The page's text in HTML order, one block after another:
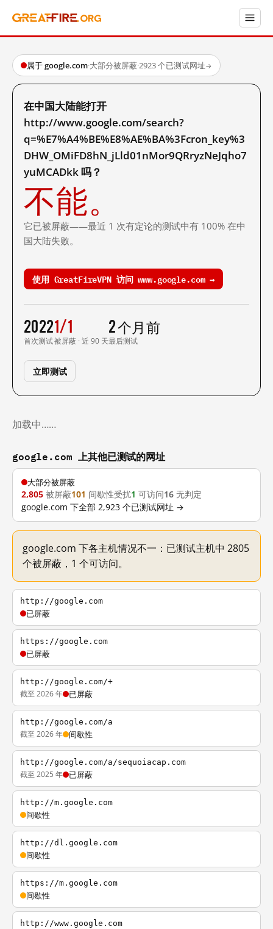
属于 google.com·大部分被屏蔽·2923 个已测试网址→
在中国大陆能打开
http://www.google.com/search?
q=%E7%A4%BE%E8%AE%BA%3Fcron_key%3
DHW_OMiFD8hN_jLld01nMor9QRryzNeJqho7
yuMCADkk 吗？
不能。
它已被屏蔽——最近 1 次有定论的测试中有 100% 在中
国大陆失败。
使用 GreatFireVPN 访问 www.google.com →
2022
首次测试
1/1
被屏蔽 · 近 90 天
2 个月前
最后测试
立即测试
加载中……
google.com 上其他已测试的网址
大部分被屏蔽
2,805 被屏蔽101 间歇性受扰1 可访问16 无判定
google.com 下全部 2,923 个已测试网址 →
google.com 下各主机情况不一：已测试主机中 2805
个被屏蔽，1 个可访问。
http://google.com
已屏蔽
https://google.com
已屏蔽
http://google.com/+
截至 2026 年 已屏蔽
http://google.com/a
截至 2026 年 间歇性
http://google.com/a/sequoiacap.com
截至 2025 年 已屏蔽
http://m.google.com
间歇性
http://dl.google.com
间歇性
https://m.google.com
间歇性
http://www.google.com